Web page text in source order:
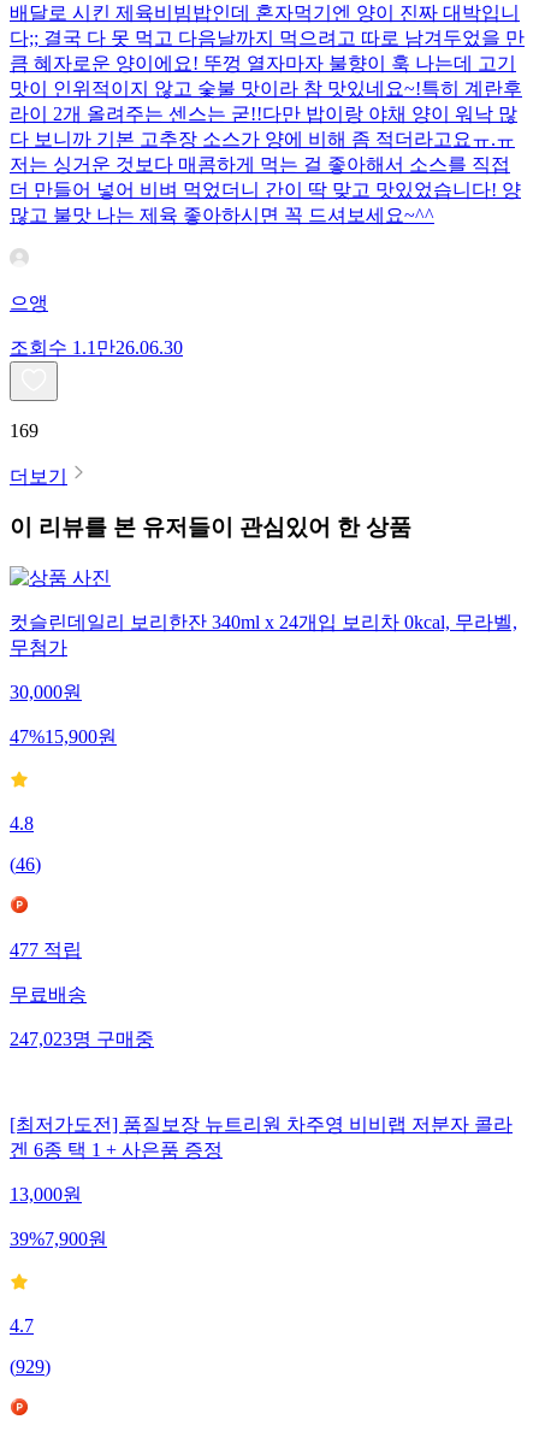
배달로 시킨 제육비빔밥인데 혼자먹기엔 양이 진짜 대박입니
다;; 결국 다 못 먹고 다음날까지 먹으려고 따로 남겨두었을 만
큼 혜자로운 양이에요! 뚜껑 열자마자 불향이 훅 나는데 고기
맛이 인위적이지 않고 숯불 맛이라 참 맛있네요~!특히 계란후
라이 2개 올려주는 센스는 굳!! ​다만 밥이랑 야채 양이 워낙 많
다 보니까 기본 고추장 소스가 양에 비해 좀 적더라고요ㅠ.ㅠ
저는 싱거운 것보다 매콤하게 먹는 걸 좋아해서 소스를 직접
더 만들어 넣어 비벼 먹었더니 간이 딱 맞고 맛있었습니다! 양
많고 불맛 나는 제육 좋아하시면 꼭 드셔보세요~^^
으앵
조회수 1.1만26.06.30
169
더보기
이 리뷰를 본 유저들이 관심있어 한 상품
컷슬린데일리 보리한잔 340ml x 24개입 보리차 0kcal, 무라벨,
무첨가
30,000원
47%15,900원
4.8
(46)
477 적립
무료배송
247,023명 구매중
[최저가도전] 품질보장 뉴트리원 차주영 비비랩 저분자 콜라
겐 6종 택 1 + 사은품 증정
13,000원
39%7,900원
4.7
(929)